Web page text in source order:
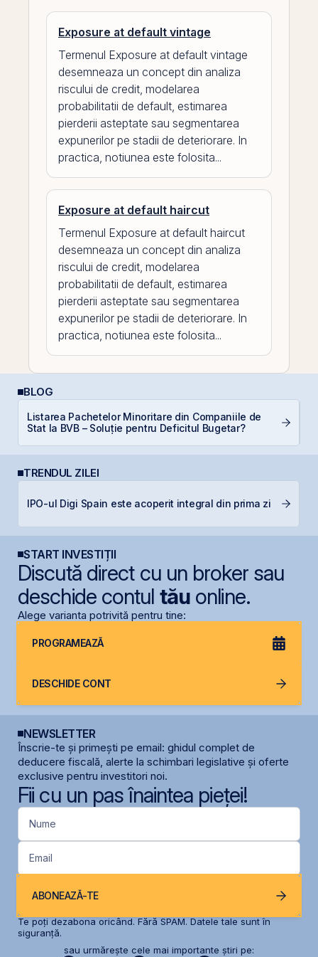
Exposure at default vintage
Termenul Exposure at default vintage
desemneaza un concept din analiza
riscului de credit, modelarea
probabilitatii de default, estimarea
pierderii asteptate sau segmentarea
expunerilor pe stadii de deteriorare. In
practica, notiunea este folosita...
Exposure at default haircut
Termenul Exposure at default haircut
desemneaza un concept din analiza
riscului de credit, modelarea
probabilitatii de default, estimarea
pierderii asteptate sau segmentarea
expunerilor pe stadii de deteriorare. In
practica, notiunea este folosita...
BLOG
Listarea Pachetelor Minoritare din Companiile de
Stat la BVB – Soluție pentru Deficitul Bugetar?
TRENDUL ZILEI
IPO-ul Digi Spain este acoperit integral din prima zi
START INVESTIȚII
Discută direct cu un broker sau
deschide contul tăuonline.
Alege varianta potrivită pentru tine:
PROGRAMEAZĂ
DESCHIDE CONT
NEWSLETTER
Înscrie-te și primești pe email: ghidul complet de
deducere fiscală, alerte la schimbari legislative și oferte
exclusive pentru investitori noi.
Fii cu un pas înaintea pieței!
Nume
Email
ABONEAZĂ-TE
Te poți dezabona oricând. Fără SPAM. Datele tale sunt în
siguranță.
sau urmărește cele mai importante știri pe: